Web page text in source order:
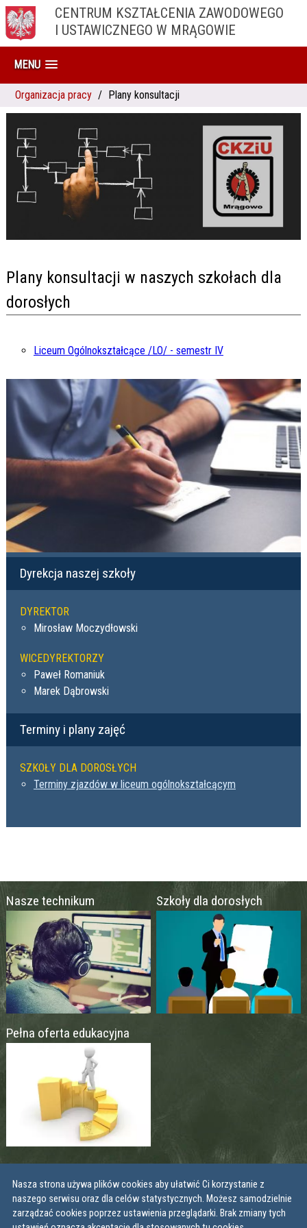
CENTRUM KSZTAŁCENIA ZAWODOWEGO
I USTAWICZNEGO W MRĄGOWIE
MENU
Organizacja pracy Plany konsultacji
Plany konsultacji w naszych szkołach dla
dorosłych
Liceum Ogólnokształcące /LO/ - semestr IV
Dyrekcja naszej szkoły
DYREKTOR
Mirosław Moczydłowski
WICEDYREKTORZY
Paweł Romaniuk
Marek Dąbrowski
Terminy i plany zajęć
SZKOŁY DLA DOROSŁYCH
Terminy zjazdów w liceum ogólnokształcącym
Nasze technikum Szkoły dla dorosłych
Pełna oferta edukacyjna
Nasza strona używa plików cookies aby ułatwić Ci korzystanie z
naszego serwisu oraz dla celów statystycznych. Możesz samodzielnie
zarządzać cookies poprzez ustawienia przeglądarki. Brak zmiany tych